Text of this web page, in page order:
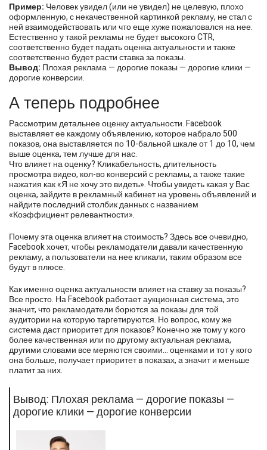
Пример: Человек увидел (или не увидел) не целевую, плохо
оформленную, с некачественной картинкой рекламу, не стал с
ней взаимодействовать или что еще хуже пожаловался на нее.
Естественно у такой рекламы не будет высокого CTR,
соответственно будет падать оценка актуальности и также
соответственно будет расти ставка за показы.
Вывод: Плохая реклама — дорогие показы — дорогие клики —
дорогие конверсии.
А теперь подробнее
Рассмотрим детальнее оценку актуальности. Facebook
выставляет ее каждому объявлению, которое набрало 500
показов, она выставляется по 10-бальной шкале от 1 до 10, чем
выше оценка, тем лучше для нас.
Что влияет на оценку? Кликабельность, длительность
просмотра видео, кол-во конверсий с рекламы, а также такие
нажатия как «Я не хочу это видеть». Чтобы увидеть какая у Вас
оценка, зайдите в рекламный кабинет на уровень объявлений и
найдите последний столбик данных с названием
«Коэффициент релевантности».
Почему эта оценка влияет на стоимость? Здесь все очевидно,
Facebook хочет, чтобы рекламодатели давали качественную
рекламу, а пользователи на нее кликали, таким образом все
будут в плюсе.
Как именно оценка актуальности влияет на ставку за показы?
Все просто. На Facebook работает аукционная система, это
значит, что рекламодатели борются за показы для той
аудитории на которую таргетируются. Но вопрос, кому же
система даст приоритет для показов? Конечно же тому у кого
более качественная или по другому актуальная реклама,
другими словами все меряются своими... оценками и тот у кого
она больше, получает приоритет в показах, а значит и меньше
платит за них.
Вывод: Плохая реклама — дорогие показы —
дорогие клики — дорогие конверсии